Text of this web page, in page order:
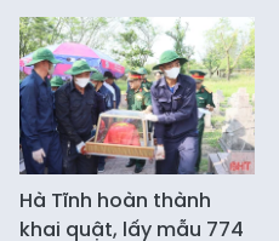
Hà Tĩnh hoàn thành
khai quật, lấy mẫu 774